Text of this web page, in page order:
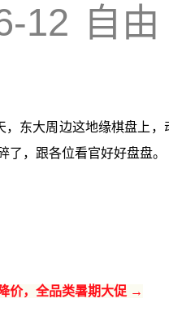
12 自由
，东大周边这地缘棋盘上
了，跟各位看官好好盘盘。
价，全品类暑期大促 →